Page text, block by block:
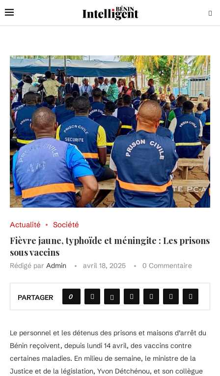
Actualité Société
Fièvre jaune, typhoïde et méningite : Les prisons
sous vaccins
Rédigé par Admin avril 18, 2025 0 Commentaire
PARTAGER 0
Le personnel et les détenus des prisons et maisons d’arrêt du
Bénin reçoivent, depuis lundi 14 avril, des vaccins contre
certaines maladies. En milieu de semaine, le ministre de la
Justice et de la législation, Yvon Détchénou, et son collègue